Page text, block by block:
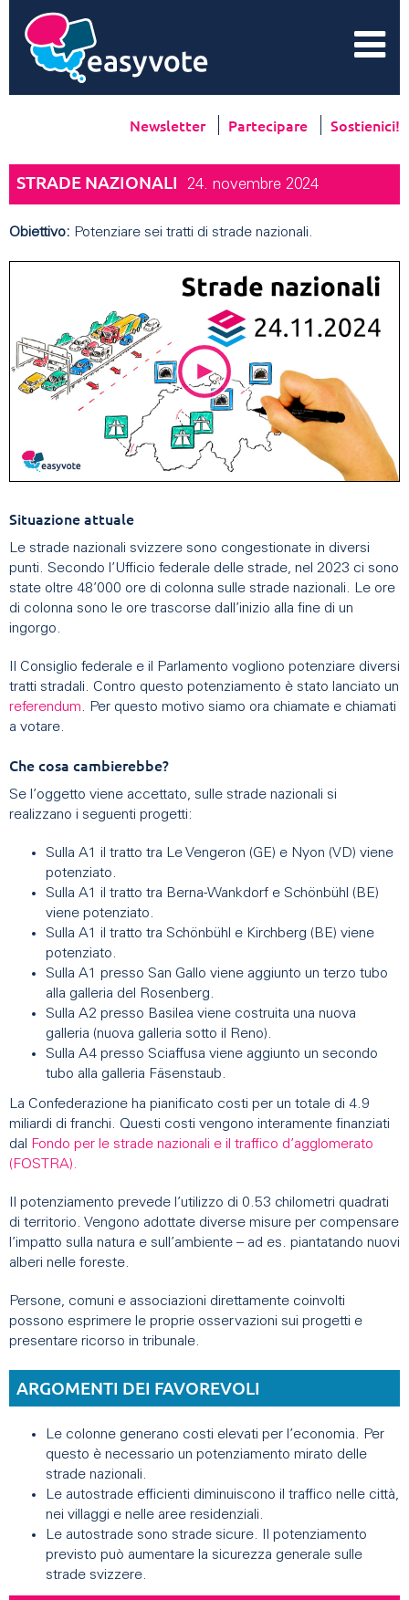
Newsletter Partecipare Sostienici!
STRADE NAZIONALI 24. novembre 2024
Obiettivo: Potenziare sei tratti di strade nazionali.
Situazione attuale
Le strade nazionali svizzere sono congestionate in diversi
punti. Secondo l’Ufficio federale delle strade, nel 2023 ci sono
state oltre 48’000 ore di colonna sulle strade nazionali. Le ore
di colonna sono le ore trascorse dall’inizio alla fine di un
ingorgo.
Il Consiglio federale e il Parlamento vogliono potenziare diversi
tratti stradali. Contro questo potenziamento è stato lanciato un
referendum. Per questo motivo siamo ora chiamate e chiamati
a votare.
Che cosa cambierebbe?
Se l’oggetto viene accettato, sulle strade nazionali si
realizzano i seguenti progetti:
Sulla A1 il tratto tra Le Vengeron (GE) e Nyon (VD) viene
potenziato.
Sulla A1 il tratto tra Berna-Wankdorf e Schönbühl (BE)
viene potenziato.
Sulla A1 il tratto tra Schönbühl e Kirchberg (BE) viene
potenziato.
Sulla A1 presso San Gallo viene aggiunto un terzo tubo
alla galleria del Rosenberg.
Sulla A2 presso Basilea viene costruita una nuova
galleria (nuova galleria sotto il Reno).
Sulla A4 presso Sciaffusa viene aggiunto un secondo
tubo alla galleria Fäsenstaub.
La Confederazione ha pianificato costi per un totale di 4.9
miliardi di franchi. Questi costi vengono interamente finanziati
dal
Fondo per le strade nazionali e il traffico d’agglomerato
(FOSTRA).
Il potenziamento prevede l’utilizzo di 0.53 chilometri quadrati
di territorio. Vengono adottate diverse misure per compensare
l’impatto sulla natura e sull’ambiente – ad es. piantatando nuovi
alberi nelle foreste.
Persone, comuni e associazioni direttamente coinvolti
possono esprimere le proprie osservazioni sui progetti e
presentare ricorso in tribunale.
ARGOMENTI DEI FAVOREVOLI
Le colonne generano costi elevati per l’economia. Per
questo è necessario un potenziamento mirato delle
strade nazionali.
Le autostrade efficienti diminuiscono il traffico nelle città,
nei villaggi e nelle aree residenziali.
Le autostrade sono strade sicure. Il potenziamento
previsto può aumentare la sicurezza generale sulle
strade svizzere.